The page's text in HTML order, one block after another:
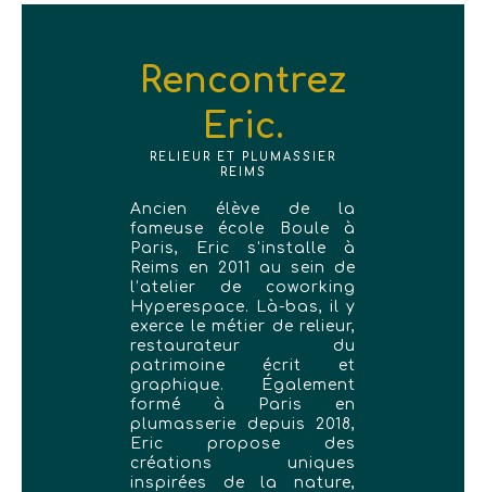
Rencontrez
Eric.
RELIEUR ET PLUMASSIER
REIMS
Ancien élève de la
fameuse école Boule à
Paris, Eric s'installe à
Reims en 2011 au sein de
l’atelier de coworking
Hyperespace. Là-bas, il y
exerce le métier de relieur,
restaurateur du
patrimoine écrit et
graphique. Également
formé à Paris en
plumasserie depuis 2018,
Eric propose des
créations uniques
inspirées de la nature,